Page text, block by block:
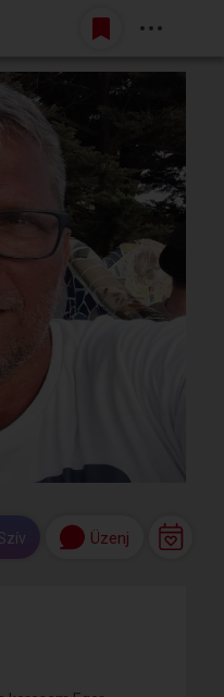
Belépés
Üzenj